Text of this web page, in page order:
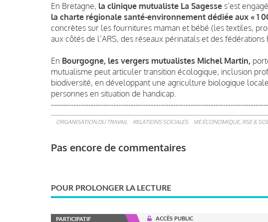
En Bretagne, la clinique mutualiste La Sagesse s’est
la charte régionale santé-environnement dédiée aux « 1
concrètes sur les fournitures maman et bébé (les textiles,
aux côtés de l’ARS, des réseaux périnatals et des fédérations
En Bourgogne, les vergers mutualistes Michel Martin,
mutualisme peut articuler transition écologique, inclusion
biodiversité, en développant une agriculture biologique
personnes en situation de handicap.
ORGANISATION DU TRAVAIL RELATIONS SOCIALES VIE ÉCONOMIQUE, RSE &
Pas encore de commentaires
POUR PROLONGER LA LECTURE
PARTICIPATIF ACCÈS PUBLIC